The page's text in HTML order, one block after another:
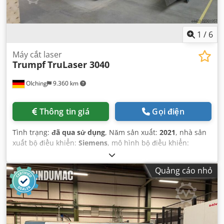
1 / 6
OIching 9.360 km
Máy cắt laser
TrumpfTruLaser 3040
Thông tin giá Gọi điện
Tình trạng: đã qua sử dụng, Năm sản xuất: 2021, nhà sản
xuất bộ điều khiển: Siemens, mô hình bộ điều khiển:
SINUMERIK 840D SL Steuerung
Quảng cáo nhỏ